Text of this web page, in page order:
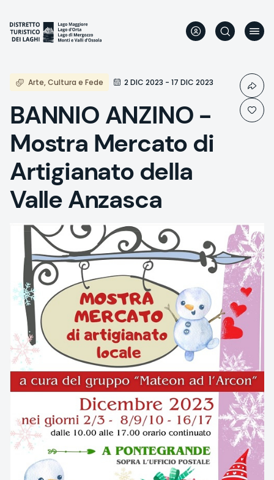
main
content
Arte, Cultura e Fede 2 DIC 2023 - 17 DIC 2023
BANNIO ANZINO -
Mostra Mercato di
Artigianato della
Valle Anzasca